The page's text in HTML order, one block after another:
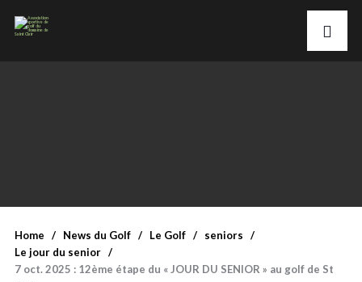
Home News du Golf Le Golf
seniors
Le jour du senior
7 oct. 2025 : 12ème étape du « JOUR DU SENIOR » au golf de St